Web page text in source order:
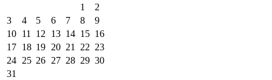
1
2
3
4 5 6 7 8
9
10 11 12 13 14 15 16
17 18 19 20 21 22 23
24 25 26 27 28 29 30
31